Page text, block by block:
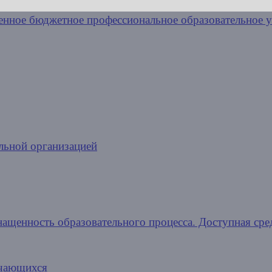
организацией
образовательного процесса. Доступная